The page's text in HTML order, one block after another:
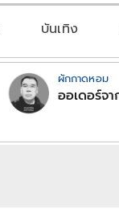
บันเทิง
ผักกาดหอม
ออเดอร์จ